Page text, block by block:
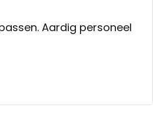
Aardig personeel